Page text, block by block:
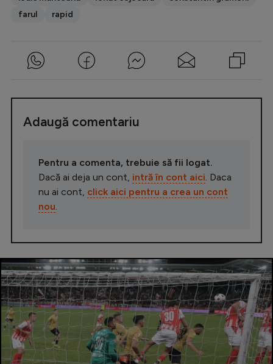
farul
rapid
Adaugă comentariu
Pentru a comenta, trebuie să fii logat.
Dacă ai deja un cont, intră în cont aici . Daca
nu ai cont, click aici pentru a crea un cont
nou